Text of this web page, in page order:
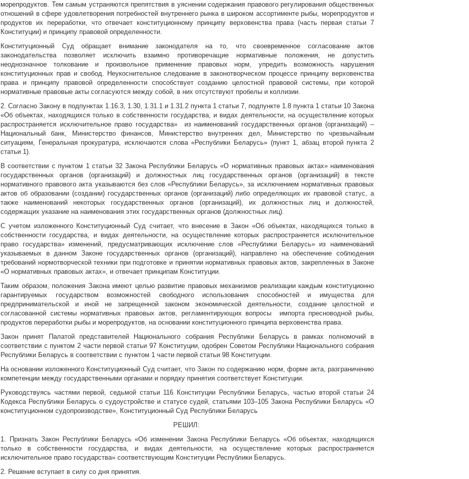
морепродуктов. Тем самым устраняются препятствия в уяснении содержания правового регулирования общественных
отношений в сфере удовлетворения потребностей внутреннего рынка в широком ассортименте рыбы, морепродуктов и
продуктов их переработки, что отвечает конституционному принципу верховенства права (часть первая статьи 7
Конституции) и принципу правовой определенности.
Конституционный Суд обращает внимание законодателя на то, что своевременное согласование актов
законодательства позволяет исключить взаимно противоречащие нормативные положения, не допустить
неоднозначное толкование и произвольное применение правовых норм, упредить возможность нарушения
конституционных прав и свобод. Неукоснительное следование в законотворческом процессе принципу верховенства
права и принципу правовой определенности способствует созданию целостной правовой системы, при которой
нормативные правовые акты согласуются между собой, в них отсутствуют пробелы и коллизии.
2. Согласно Закону в подпунктах 1.16.3, 1.30, 1.31.1 и 1.31.2 пункта 1 статьи 7, подпункте 1.8 пункта 1 статьи 10 Закона
«Об объектах, находящихся только в собственности государства, и видах деятельности, на осуществление которых
распространяется исключительное право государства» из наименований государственных органов (организаций) –
Национальный банк, Министерство финансов, Министерство внутренних дел, Министерство по чрезвычайным
ситуациям, Генеральная прокуратура, исключаются слова «Республики Беларусь» (пункт 1, абзац второй пункта 2
статьи 1).
В соответствии с пунктом 1 статьи 32 Закона Республики Беларусь «О нормативных правовых актах» наименования
государственных органов (организаций) и должностных лиц государственных органов (организаций) в тексте
нормативного правового акта указываются без слов «Республики Беларусь», за исключением нормативных правовых
актов об образовании (создании) государственных органов (организаций) либо определяющих их правовой статус, а
также наименований некоторых государственных органов (организаций), их должностных лиц и должностей,
содержащих указание на наименования этих государственных органов (должностных лиц).
С учетом изложенного Конституционный Суд считает, что внесение в Закон «Об объектах, находящихся только в
собственности государства, и видах деятельности, на осуществление которых распространяется исключительное
право государства» изменений, предусматривающих исключение слов «Республики Беларусь» из наименований
указываемых в данном Законе государственных органов (организаций), направлено на обеспечение соблюдения
требований нормотворческой техники при подготовке и принятии нормативных правовых актов, закрепленных в Законе
«О нормативных правовых актах», и отвечает принципам Конституции.
Таким образом, положения Закона имеют целью развитие правовых механизмов реализации каждым конституционно
гарантируемых государством возможностей свободного использования способностей и имущества для
предпринимательской и иной не запрещенной законом экономической деятельности, создание целостной и
согласованной системы нормативных правовых актов, регламентирующих вопросы импорта пресноводной рыбы,
продуктов переработки рыбы и морепродуктов, на основании конституционного принципа верховенства права.
Закон принят Палатой представителей Национального собрания Республики Беларусь в рамках полномочий в
соответствии с пунктом 2 части первой статьи 97 Конституции, одобрен Советом Республики Национального собрания
Республики Беларусь в соответствии с пунктом 1 части первой статьи 98 Конституции.
На основании изложенного Конституционный Суд считает, что Закон по содержанию норм, форме акта, разграничению
компетенции между государственными органами и порядку принятия соответствует Конституции.
Руководствуясь частями первой, седьмой статьи 116 Конституции Республики Беларусь, частью второй статьи 24
Кодекса Республики Беларусь о судоустройстве и статусе судей, статьями 103–105 Закона Республики Беларусь «О
конституционном судопроизводстве», Конституционный Суд Республики Беларусь
РЕШИЛ:
1. Признать Закон Республики Беларусь «Об изменении Закона Республики Беларусь «Об объектах, находящихся
только в собственности государства, и видах деятельности, на осуществление которых распространяется
исключительное право государства» соответствующим Конституции Республики Беларусь.
2. Решение вступает в силу со дня принятия.